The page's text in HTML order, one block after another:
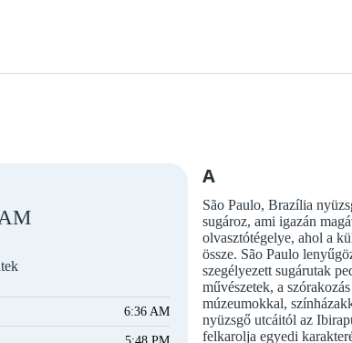
6:36 AM
A
São Paulo, Brazília
sugároz, ami igazán
olvasztótégelye, ahol a
össze. São Paulo
szegélyezett sugárutak
művészetek, a
múzeumokkal,
nyüzsgő utcáitól az
felkarolja egyedi